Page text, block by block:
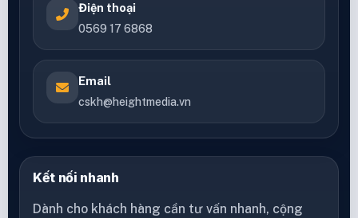
Điện thoại
0569 17 6868
Email
cskh@heightmedia.vn
Kết nối nhanh
Dành cho khách hàng cần tư vấn nhanh, cộng